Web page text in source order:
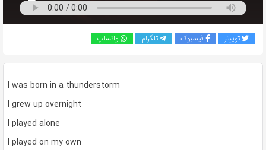
توییتر فیسبوک تلگرام واتساپ
I was born in a thunderstorm
I grew up overnight
I played alone
I played on my own